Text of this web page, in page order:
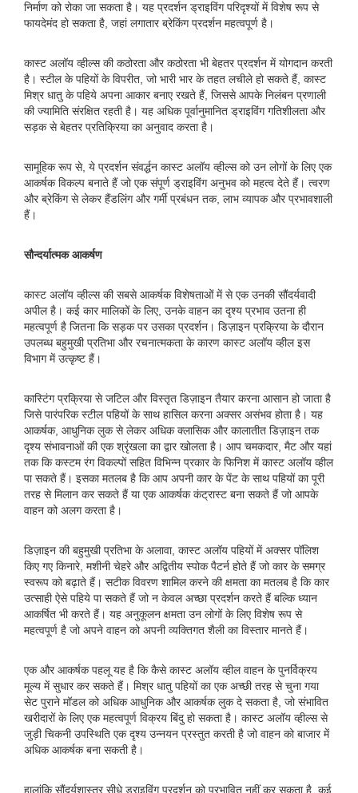
निर्माण को रोका जा सकता है। यह प्रदर्शन ड्राइविंग परिदृश्यों में विशेष रूप से
फायदेमंद हो सकता है, जहां लगातार ब्रेकिंग प्रदर्शन महत्वपूर्ण है।
कास्ट अलॉय व्हील्स की कठोरता और कठोरता भी बेहतर प्रदर्शन में योगदान करती
है। स्टील के पहियों के विपरीत, जो भारी भार के तहत लचीले हो सकते हैं, कास्ट
मिश्र धातु के पहिये अपना आकार बनाए रखते हैं, जिससे आपके निलंबन प्रणाली
की ज्यामिति संरक्षित रहती है। यह अधिक पूर्वानुमानित ड्राइविंग गतिशीलता और
सड़क से बेहतर प्रतिक्रिया का अनुवाद करता है।
सामूहिक रूप से, ये प्रदर्शन संवर्द्धन कास्ट अलॉय व्हील्स को उन लोगों के लिए एक
आकर्षक विकल्प बनाते हैं जो एक संपूर्ण ड्राइविंग अनुभव को महत्व देते हैं। त्वरण
और ब्रेकिंग से लेकर हैंडलिंग और गर्मी प्रबंधन तक, लाभ व्यापक और प्रभावशाली
हैं।
सौन्दर्यात्मक आकर्षण
कास्ट अलॉय व्हील्स की सबसे आकर्षक विशेषताओं में से एक उनकी सौंदर्यवादी
अपील है। कई कार मालिकों के लिए, उनके वाहन का दृश्य प्रभाव उतना ही
महत्वपूर्ण है जितना कि सड़क पर उसका प्रदर्शन। डिज़ाइन प्रक्रिया के दौरान
उपलब्ध बहुमुखी प्रतिभा और रचनात्मकता के कारण कास्ट अलॉय व्हील इस
विभाग में उत्कृष्ट हैं।
कास्टिंग प्रक्रिया से जटिल और विस्तृत डिज़ाइन तैयार करना आसान हो जाता है
जिसे पारंपरिक स्टील पहियों के साथ हासिल करना अक्सर असंभव होता है। यह
आकर्षक, आधुनिक लुक से लेकर अधिक क्लासिक और कालातीत डिज़ाइन तक
दृश्य संभावनाओं की एक श्रृंखला का द्वार खोलता है। आप चमकदार, मैट और यहां
तक ​​कि कस्टम रंग विकल्पों सहित विभिन्न प्रकार के फिनिश में कास्ट अलॉय व्हील
पा सकते हैं। इसका मतलब है कि आप अपनी कार के पेंट के साथ पहियों का पूरी
तरह से मिलान कर सकते हैं या एक आकर्षक कंट्रास्ट बना सकते हैं जो आपके
वाहन को अलग करता है।
डिज़ाइन की बहुमुखी प्रतिभा के अलावा, कास्ट अलॉय पहियों में अक्सर पॉलिश
किए गए किनारे, मशीनी चेहरे और अद्वितीय स्पोक पैटर्न होते हैं जो कार के समग्र
स्वरूप को बढ़ाते हैं। सटीक विवरण शामिल करने की क्षमता का मतलब है कि कार
उत्साही ऐसे पहिये पा सकते हैं जो न केवल अच्छा प्रदर्शन करते हैं बल्कि ध्यान
आकर्षित भी करते हैं। यह अनुकूलन क्षमता उन लोगों के लिए विशेष रूप से
महत्वपूर्ण है जो अपने वाहन को अपनी व्यक्तिगत शैली का विस्तार मानते हैं।
एक और आकर्षक पहलू यह है कि कैसे कास्ट अलॉय व्हील वाहन के पुनर्विक्रय
मूल्य में सुधार कर सकते हैं। मिश्र धातु पहियों का एक अच्छी तरह से चुना गया
सेट पुराने मॉडल को अधिक आधुनिक और आकर्षक लुक दे सकता है, जो संभावित
खरीदारों के लिए एक महत्वपूर्ण विक्रय बिंदु हो सकता है। कास्ट अलॉय व्हील्स से
जुड़ी चिकनी उपस्थिति एक दृश्य उन्नयन प्रस्तुत करती है जो वाहन को बाजार में
अधिक आकर्षक बना सकती है।
हालांकि सौंदर्यशास्त्र सीधे ड्राइविंग प्रदर्शन को प्रभावित नहीं कर सकता है, कई